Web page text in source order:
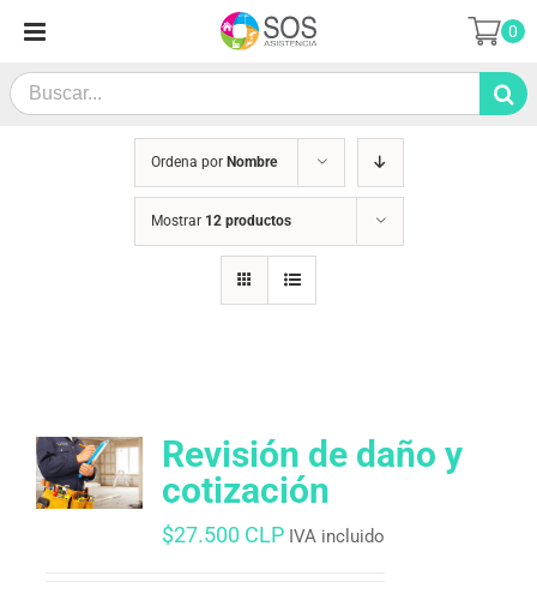
contenido
Search
for:
0
Ordena por Nombre
Mostrar 12 productos
Revisión de daño y
cotización
$27.500 CLP IVA incluido